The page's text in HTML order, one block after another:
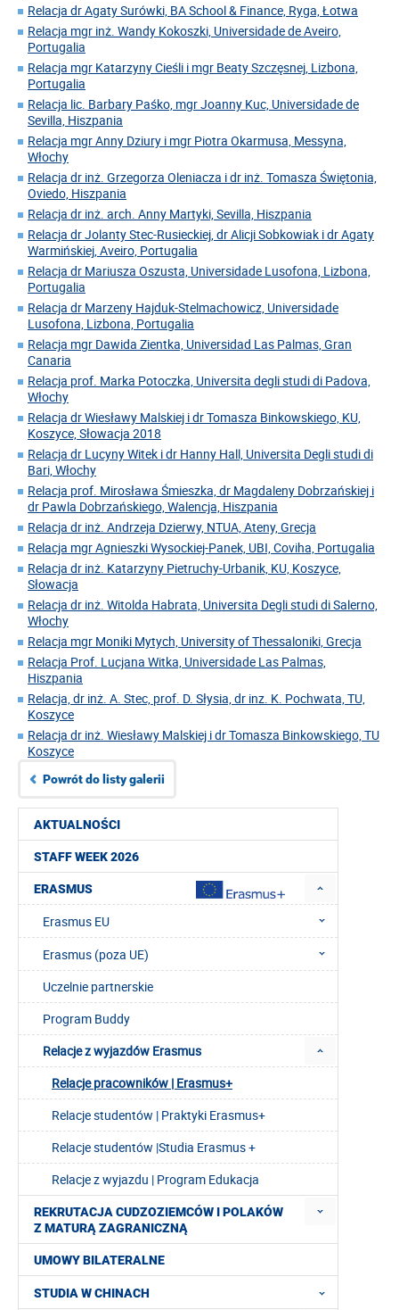
AKTUALNOŚCI
STAFF WEEK 2026
ERASMUS
Erasmus EU
Erasmus (poza UE)
Uczelnie partnerskie
Program Buddy
Relacje z wyjazdów Erasmus
Relacje pracowników | Erasmus+
Relacje studentów | Praktyki Erasmus+
Relacje studentów |Studia Erasmus +
Relacje z wyjazdu | Program Edukacja
REKRUTACJA CUDZOZIEMCÓW I POLAKÓW
Z MATURĄ ZAGRANICZNĄ
UMOWY BILATERALNE
STUDIA W CHINACH
Relacja dr Agaty Surówki, BA School & Finance, Ryga, Łotwa
Relacja mgr inż. Wandy Kokoszki, Universidade de Aveiro,
Portugalia
Relacja mgr Katarzyny Cieśli i mgr Beaty Szczęsnej, Lizbona,
Portugalia
Relacja lic. Barbary Paśko, mgr Joanny Kuc, Universidade de
Sevilla, Hiszpania
Relacja mgr Anny Dziury i mgr Piotra Okarmusa, Messyna,
Włochy
Relacja dr inż. Grzegorza Oleniacza i dr inż. Tomasza Świętonia,
Oviedo, Hiszpania
Relacja dr inż. arch. Anny Martyki, Sevilla, Hiszpania
Relacja dr Jolanty Stec-Rusieckiej, dr Alicji Sobkowiak i dr Agaty
Warmińskiej, Aveiro, Portugalia
Relacja dr Mariusza Oszusta, Universidade Lusofona, Lizbona,
Portugalia
Relacja dr Marzeny Hajduk-Stelmachowicz, Universidade
Lusofona, Lizbona, Portugalia
Relacja mgr Dawida Zientka, Universidad Las Palmas, Gran
Canaria
Relacja prof. Marka Potoczka, Universita degli studi di Padova,
Włochy
Relacja dr Wiesławy Malskiej i dr Tomasza Binkowskiego, KU,
Koszyce, Słowacja 2018
Relacja dr Lucyny Witek i dr Hanny Hall, Universita Degli studi di
Bari, Włochy
Relacja prof. Mirosława Śmieszka, dr Magdaleny Dobrzańskiej i
dr Pawla Dobrzańskiego, Walencja, Hiszpania
Relacja dr inż. Andrzeja Dzierwy, NTUA, Ateny, Grecja
Relacja mgr Agnieszki Wysockiej-Panek, UBI, Coviha, Portugalia
Relacja dr inż. Katarzyny Pietruchy-Urbanik, KU, Koszyce,
Słowacja
Relacja dr inż. Witolda Habrata, Universita Degli studi di Salerno,
Włochy
Relacja mgr Moniki Mytych, University of Thessaloniki, Grecja
Relacja Prof. Lucjana Witka, Universidade Las Palmas,
Hiszpania
Relacja, dr inż. A. Stec, prof. D. Słysia, dr inz. K. Pochwata, TU,
Koszyce
Relacja dr inż. Wiesławy Malskiej i dr Tomasza Binkowskiego, TU
Koszyce
Powrót do listy galerii